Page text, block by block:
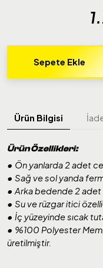
Sepete Ekle
Ürün Bilgisi
Ürün Özellikleri:
• Ön yanlarda 2 adet
• Sağ ve sol yanda
• Arka bedende 2 adet
• Su ve rüzgar itici
• İç yüzeyinde sıcak
• %100 Polyester
üretilmiştir.